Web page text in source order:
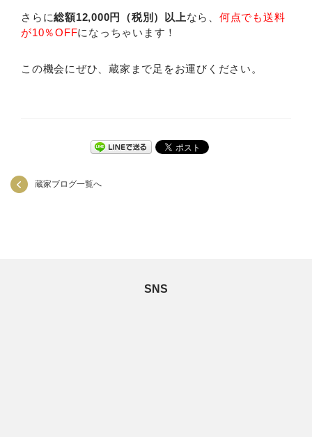
さらに総額12,000円（税別）以上なら、 何点でも送料
が10％OFFになっちゃいます！
この機会にぜひ、蔵家まで足をお運びください。
蔵家ブログ一覧へ
SNS